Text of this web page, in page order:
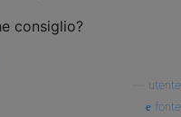
consiglio?
utente
fonte